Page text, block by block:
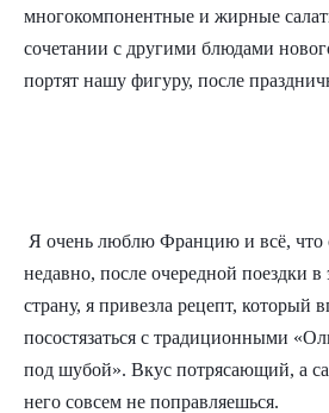
многокомпонентные и жирные
сочетании с другими блюдами
портят нашу фигуру, после
Я очень люблю Францию и всё, что
недавно, после очередной поездки
страну, я привезла рецепт, который
посостязаться с традиционными
под шубой». Вкус потрясающий, а
него совсем не поправляешься.